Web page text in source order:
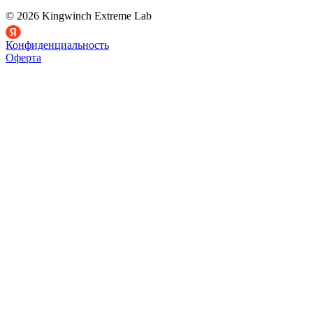
© 2026 Kingwinch Extreme Lab
Конфиденциальность
Оферта